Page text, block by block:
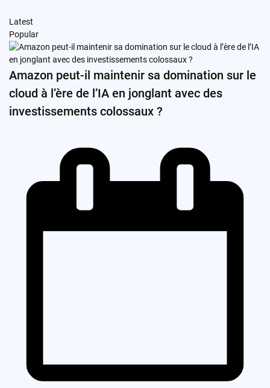
Latest
Popular
Amazon peut-il maintenir sa domination sur le
cloud à l’ère de l’IA en jonglant avec des
investissements colossaux ?